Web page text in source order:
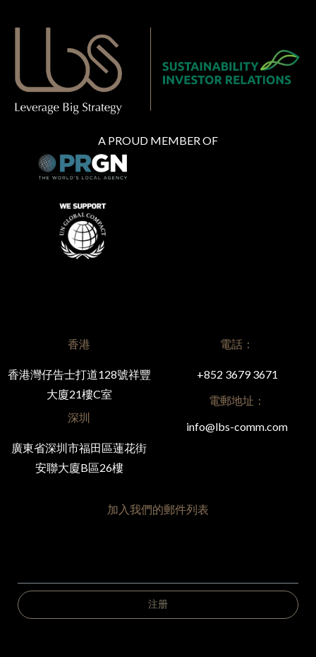
A PROUD MEMBER OF
香港
香港灣仔告士打道128號祥豐
大廈21樓C室
深圳
廣東省深圳市福田區蓮花街
安聯大廈B區26樓
電話：
+852 3679 3671
電郵地址：
info@lbs-comm.com
加入我們的郵件列表